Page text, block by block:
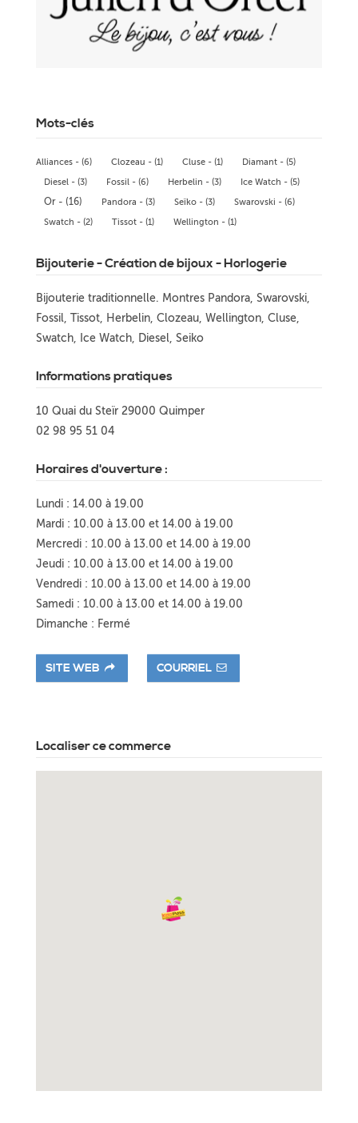
Mots-clés
Alliances - (6) Clozeau - (1) Cluse - (1)
Diamant - (5)
Diesel - (3)
Fossil - (6) Herbelin - (3) Ice Watch - (5)
Or - (16) Pandora - (3) Seïko - (3)
Swarovski - (6)
Swatch - (2)
Tissot - (1) Wellington - (1)
Bijouterie - Création de bijoux - Horlogerie
Bijouterie traditionnelle. Montres Pandora, Swarovski,
Fossil, Tissot, Herbelin, Clozeau, Wellington, Cluse,
Swatch, Ice Watch, Diesel, Seiko
Informations pratiques
10 Quai du Steïr 29000 Quimper
02 98 95 51 04
Horaires d'ouverture :
Lundi : 14.00 à 19.00
Mardi : 10.00 à 13.00 et 14.00 à 19.00
Mercredi : 10.00 à 13.00 et 14.00 à 19.00
Jeudi : 10.00 à 13.00 et 14.00 à 19.00
Vendredi : 10.00 à 13.00 et 14.00 à 19.00
Samedi : 10.00 à 13.00 et 14.00 à 19.00
Dimanche : Fermé
SITE WEB COURRIEL
Localiser ce commerce